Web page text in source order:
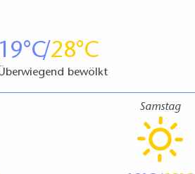
19 28
bewölkt
Samstag